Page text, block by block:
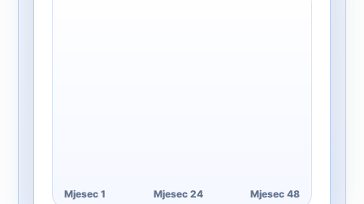
Mjesec 1 Mjesec 24 Mjesec 48